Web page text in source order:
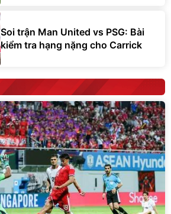
Soi trận Man United vs PSG: Bài
kiểm tra hạng nặng cho Carrick